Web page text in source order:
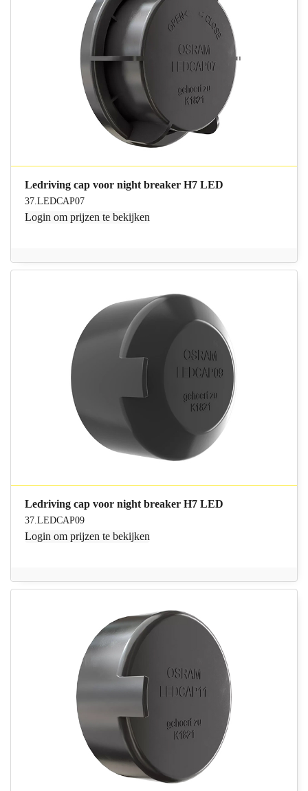
Ledriving cap voor night breaker H7 LED
37.LEDCAP07
Login om prijzen te bekijken
Ledriving cap voor night breaker H7 LED
37.LEDCAP09
Login om prijzen te bekijken